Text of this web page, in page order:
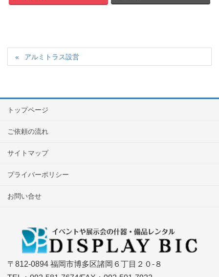
アルミトラス設営
トップページ
ご依頼の流れ
サイトマップ
プライバーポリシー
お問い合せ
〒812-0894 福岡市博多区諸岡６丁目２０-８